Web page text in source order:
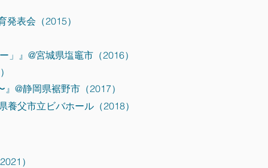
表会（2015）
』@宮城県塩竈市（2016）
@静岡県裾野市（2017）
父市立ビバホール（2018）
）